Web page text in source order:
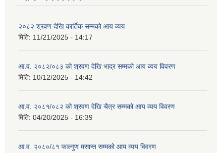
२०८२ श्रवण देखि कार्तिक सम्मको आय व्यय
मिति: 11/21/2025 - 14:17
आ.व. २०८२/०८३ को श्रवण देखि भाद्र सम्मको आय व्यय विवरण
मिति: 10/12/2025 - 14:42
आ.व. २०८१/०८२ को श्रवण देखि चैत्र सम्मको आय व्यय विवरण
मिति: 04/20/2025 - 16:39
आ.व. २०८०/८१ फाल्गुण मसान्त सम्मको आय व्यय विवरण